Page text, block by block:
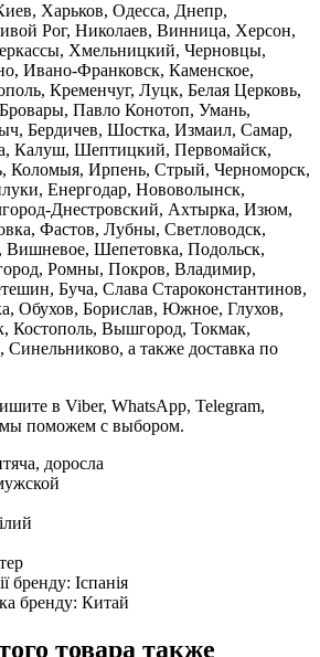
Харьков, Одесса, Днепр,
Рог, Николаев, Винница, Херсон,
Хмельницкий, Черновцы,
Ивано-Франковск, Каменское,
Кременчуг, Луцк, Белая Церковь,
Павло Конотоп, Умань,
Бердичев, Шостка, Измаил, Самар,
Калуш, Шептицкий, Первомайск,
Коломыя, Ирпень, Стрый, Черноморск,
Енергодар, Нововолынск,
Днестровский, Ахтырка, Изюм,
Фастов, Лубны, Светловодск,
Шепетовка, Подольск,
Ромны, Покров, Владимир,
Буча, Слава Староконстантинов,
Обухов, Борислав, Южное, Глухов,
Костополь, Вышгород, Токмак,
а также доставка по
в Viber, WhatsApp, Telegram,
мы поможем с выбором.
доросла
бренду: Іспанія
бренду: Китай
товара также